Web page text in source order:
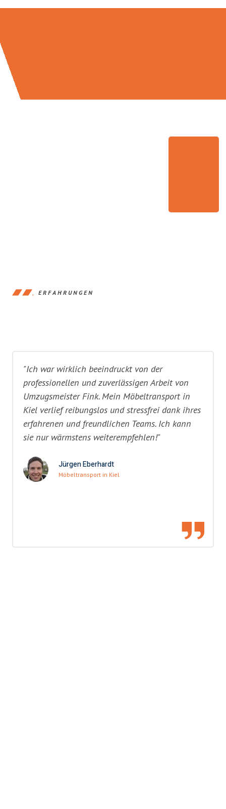
ERFAHRUNGEN
"Ich war wirklich beeindruckt von der
professionellen und zuverlässigen Arbeit von
Umzugsmeister Fink. Mein Möbeltransport in
Kiel verlief reibungslos und stressfrei dank ihres
erfahrenen und freundlichen Teams. Ich kann
sie nur wärmstens weiterempfehlen!"
Jürgen Eberhardt
Möbeltransport in Kiel